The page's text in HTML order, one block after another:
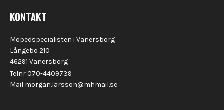
KONTAKT
Mopedspecialisten i Vänersborg
Långebo 210
46291 Vänersborg
Telnr 070-4409739
Mail morgan.larsson@mhmail.se